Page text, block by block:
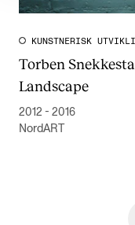
KUNSTNERISK
Torben
Landscape
2012 - 2016
NordART